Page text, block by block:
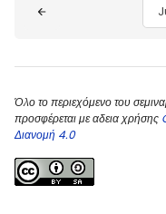
Όλο το περιεχόμενο του
προσφέρεται με αδεια χρήσης
Διανομή 4.0